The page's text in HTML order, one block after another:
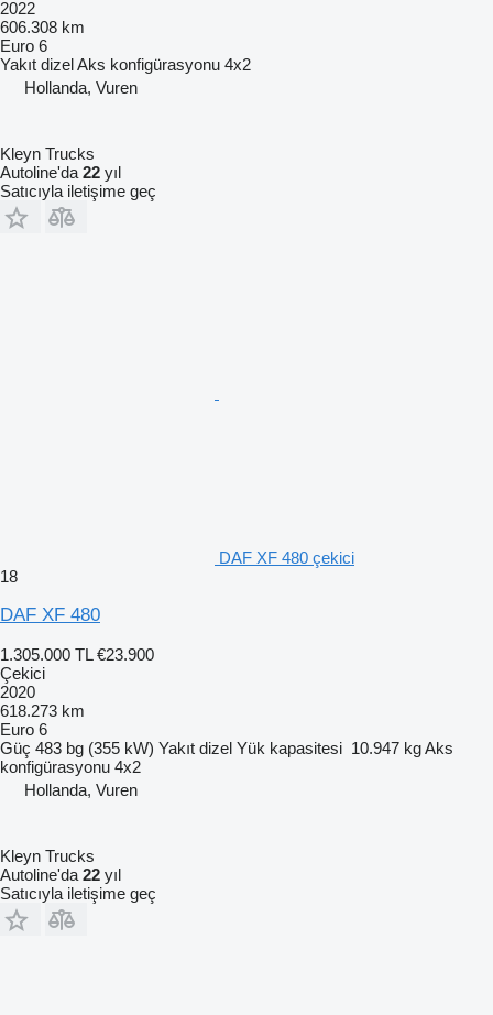
2022
606.308 km
Euro 6
Yakıt dizelAks konfigürasyonu 4x2
Hollanda, Vuren
Kleyn Trucks
Autoline'da 22 yıl
Satıcıyla iletişime geç
DAF XF 480 çekici
18
DAF XF 480
1.305.000 TL €23.900
Çekici
2020
618.273 km
Euro 6
Güç 483 bg (355 kW) Yakıt dizel Yük kapasitesi 10.947 kgAks
konfigürasyonu 4x2
Hollanda, Vuren
Kleyn Trucks
Autoline'da 22 yıl
Satıcıyla iletişime geç